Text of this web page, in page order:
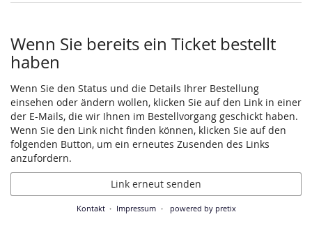
Wenn Sie bereits ein Ticket bestellt
haben
Wenn Sie den Status und die Details Ihrer Bestellung
einsehen oder ändern wollen, klicken Sie auf den Link in einer
der E-Mails, die wir Ihnen im Bestellvorgang geschickt haben.
Wenn Sie den Link nicht finden können, klicken Sie auf den
folgenden Button, um ein erneutes Zusenden des Links
anzufordern.
Link erneut senden
Kontakt Impressum powered by pretix